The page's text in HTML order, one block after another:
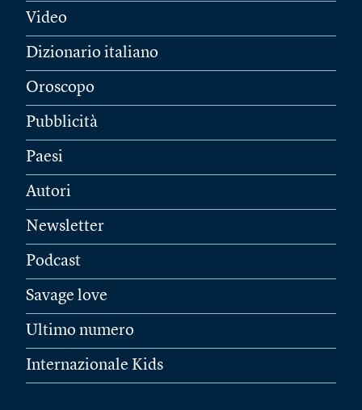
Video
Dizionario italiano
Oroscopo
Pubblicità
Paesi
Autori
Newsletter
Podcast
Savage love
Ultimo numero
Internazionale Kids